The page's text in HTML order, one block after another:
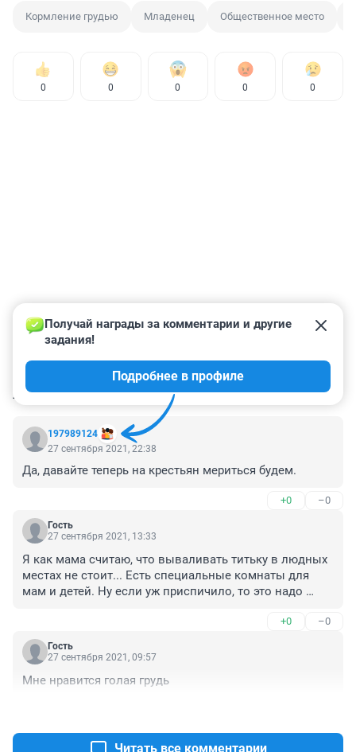
Кормление грудью Младенец Общественное место
0 0 0 0 0
КОММЕНТАРИИ 159
197989124
Получай награды за комментарии и другие
задания!
Подробнее в профиле
27 сентября 2021, 22:38
Да, давайте теперь на крестьян мериться будем.
+0 –0
Гость
27 сентября 2021, 13:33
Я как мама считаю, что вываливать титьку в людных
местах не стоит... Есть специальные комнаты для
мам и детей. Ну если уж приспичило, то это надо
палантинов и т д... Делайте это красиво. Смотреть на
соски и как ребёнок годовалый их сосёт противно. А
ляльку прикрывайте и вам хорошо и окружающим. И
курить в общественных местах...
+0 –0
Гость
27 сентября 2021, 09:57
Мне нравится голая грудь
Читать все комментарии